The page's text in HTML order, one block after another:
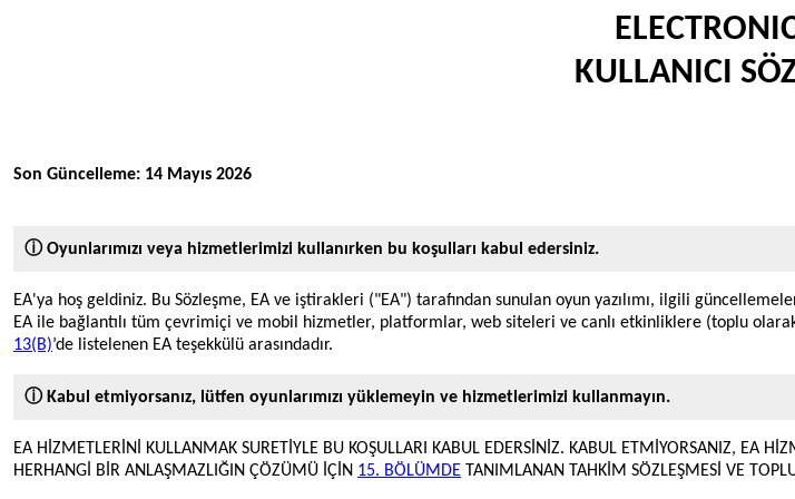
KULLANICI
Son Güncelleme: 14 Mayıs 2026
ⓘ Oyunlarımızı veya hizmetlerimizi kullanırken bu koşulları kabul edersiniz.
EA'ya hoş geldiniz. Bu Sözleşme, EA ve iştirakleri ("EA") tarafından sunulan oyun yazılımı, ilgili
EA ile bağlantılı tüm çevrimiçi ve mobil hizmetler, platformlar, web siteleri ve canlı etkinliklere (toplu
13(B)’de listelenen EA teşekkülü arasındadır.
ⓘ Kabul etmiyorsanız, lütfen oyunlarımızı yüklemeyin ve hizmetlerimizi kullanmayın.
EA HİZMETLERİNİ KULLANMAK SURETİYLE BU KOŞULLARI KABUL EDERSİNİZ. KABUL ETMİYORSANIZ, EA
HERHANGİ BİR ANLAŞMAZLIĞIN ÇÖZÜMÜ İÇİN 15. BÖLÜMDE TANIMLANAN TAHKİM SÖZLEŞMESİ VE